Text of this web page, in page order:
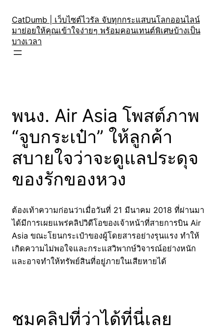
content
CatDumb | เว็บไซต์ไวรัล จับทุกกระแสบนโลกออนไลน์
มาย่อยให้คุณเข้าใจง่ายๆ พร้อมคอนเทนต์พิเศษบ้างเป็น
บางเวลา
พนง. Air Asia โพสต์ภาพ
“จูบกระเป๋า” ให้ลูกค้า
สบายใจว่าจะดูแลประดุจ
ของรักของหวง
ต้องเท้าความก่อนว่าเมื่อวันที่ 21 มีนาคม 2018 ที่ผ่านมา
ได้มีการเผยแพร่คลิปวิดีโอของเจ้าหน้าที่สายการบิน Air
Asia ขณะโยนกระเป๋าของผู้โดยสารอย่างรุนแรง ทำให้
เกิดความไม่พอใจและกระแสวิพากษ์วิจารณ์อย่างหนัก
และอาจทำให้ทรัพย์สินที่อยู่ภายในเสียหายได้
ชมคลิปที่ว่าได้ที่นี่เลย